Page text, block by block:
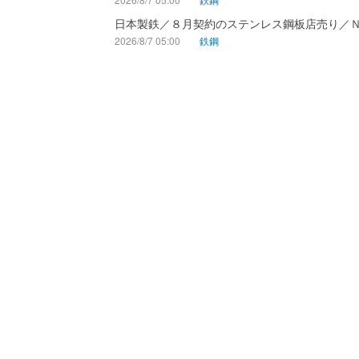
日本製鉄／８月契約のステンレス鋼板店売り／
2026/8/7 05:00 鉄鋼